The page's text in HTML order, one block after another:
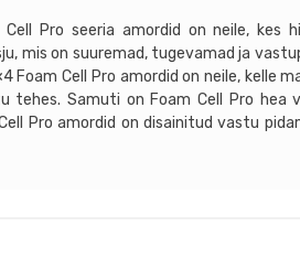
4×4
tõstesari
+40mm
kogus
Pro seeria amordid on neile, kes
mis on suuremad, tugevamad ja
Foam Cell Pro amordid on neile, kelle
tehes. Samuti on Foam Cell Pro hea
Pro amordid on disainitud vastu